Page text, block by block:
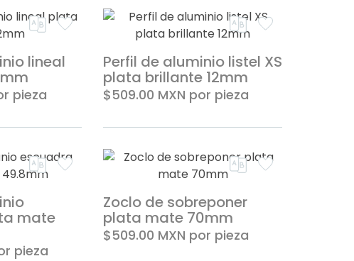
lineal
pieza
Perfil de aluminio listel XS
plata brillante 12mm
$509.00 MXN por pieza
mate
pieza
Zoclo de sobreponer
plata mate 70mm
$509.00 MXN por pieza